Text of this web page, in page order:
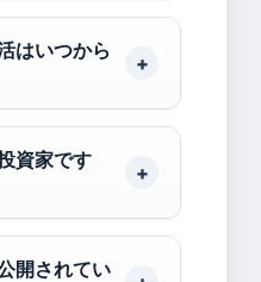
はいつから
資家です
開されてい